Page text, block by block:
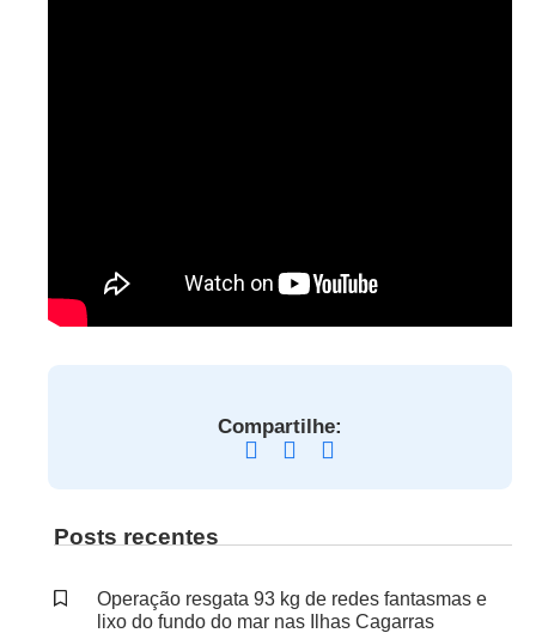
Compartilhe:
Posts recentes
Operação resgata 93 kg de redes fantasmas e
lixo do fundo do mar nas Ilhas Cagarras